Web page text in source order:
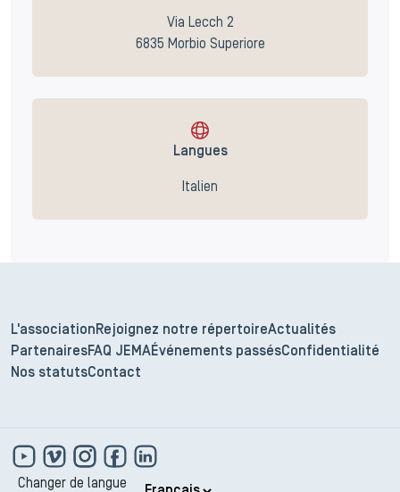
Via Lecch 2
6835 Morbio Superiore
Langues
Italien
L'association Rejoignez notre répertoireActualités
PartenairesFAQ JEMAÉvénements passésConfidentialité
Nos statutsContact
Changer de langue